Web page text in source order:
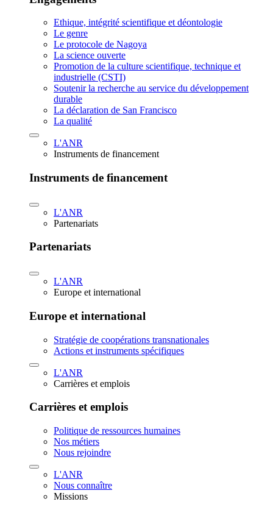
Ethique, intégrité scientifique et déontologie
Le genre
Le protocole de Nagoya
La science ouverte
Promotion de la culture scientifique, technique et
industrielle (CSTI)
Soutenir la recherche au service du développement
durable
La déclaration de San Francisco
La qualité
L'ANR
Instruments de financement
Instruments de financement
L'ANR
Partenariats
Partenariats
L'ANR
Europe et international
Europe et international
Stratégie de coopérations transnationales
Actions et instruments spécifiques
L'ANR
Carrières et emplois
Carrières et emplois
Politique de ressources humaines
Nos métiers
Nous rejoindre
L'ANR
Nous connaître
Missions